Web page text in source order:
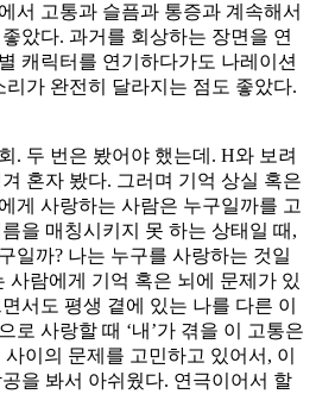
서 고통과 슬픔과 통증과 계속해서
았다. 과거를 회상하는 장면을 연
캐릭터를 연기하다가도 나레이션
가 완전히 달라지는 점도 좋았다.
. 두 번은 봤어야 했는데. H와 보려
혼자 봤다. 그러며 기억 상실 혹은
게 사랑하는 사람은 누구일까를 고
을 매칭시키지 못 하는 상태일 때,
일까? 나는 누구를 사랑하는 것일
사람에게 기억 혹은 뇌에 문제가 있
서도 평생 곁에 있는 나를 다른 이
로 사랑할 때 ‘내’가 겪을 이 고통은
이의 문제를 고민하고 있어서, 이
을 봐서 아쉬웠다. 연극이어서 할